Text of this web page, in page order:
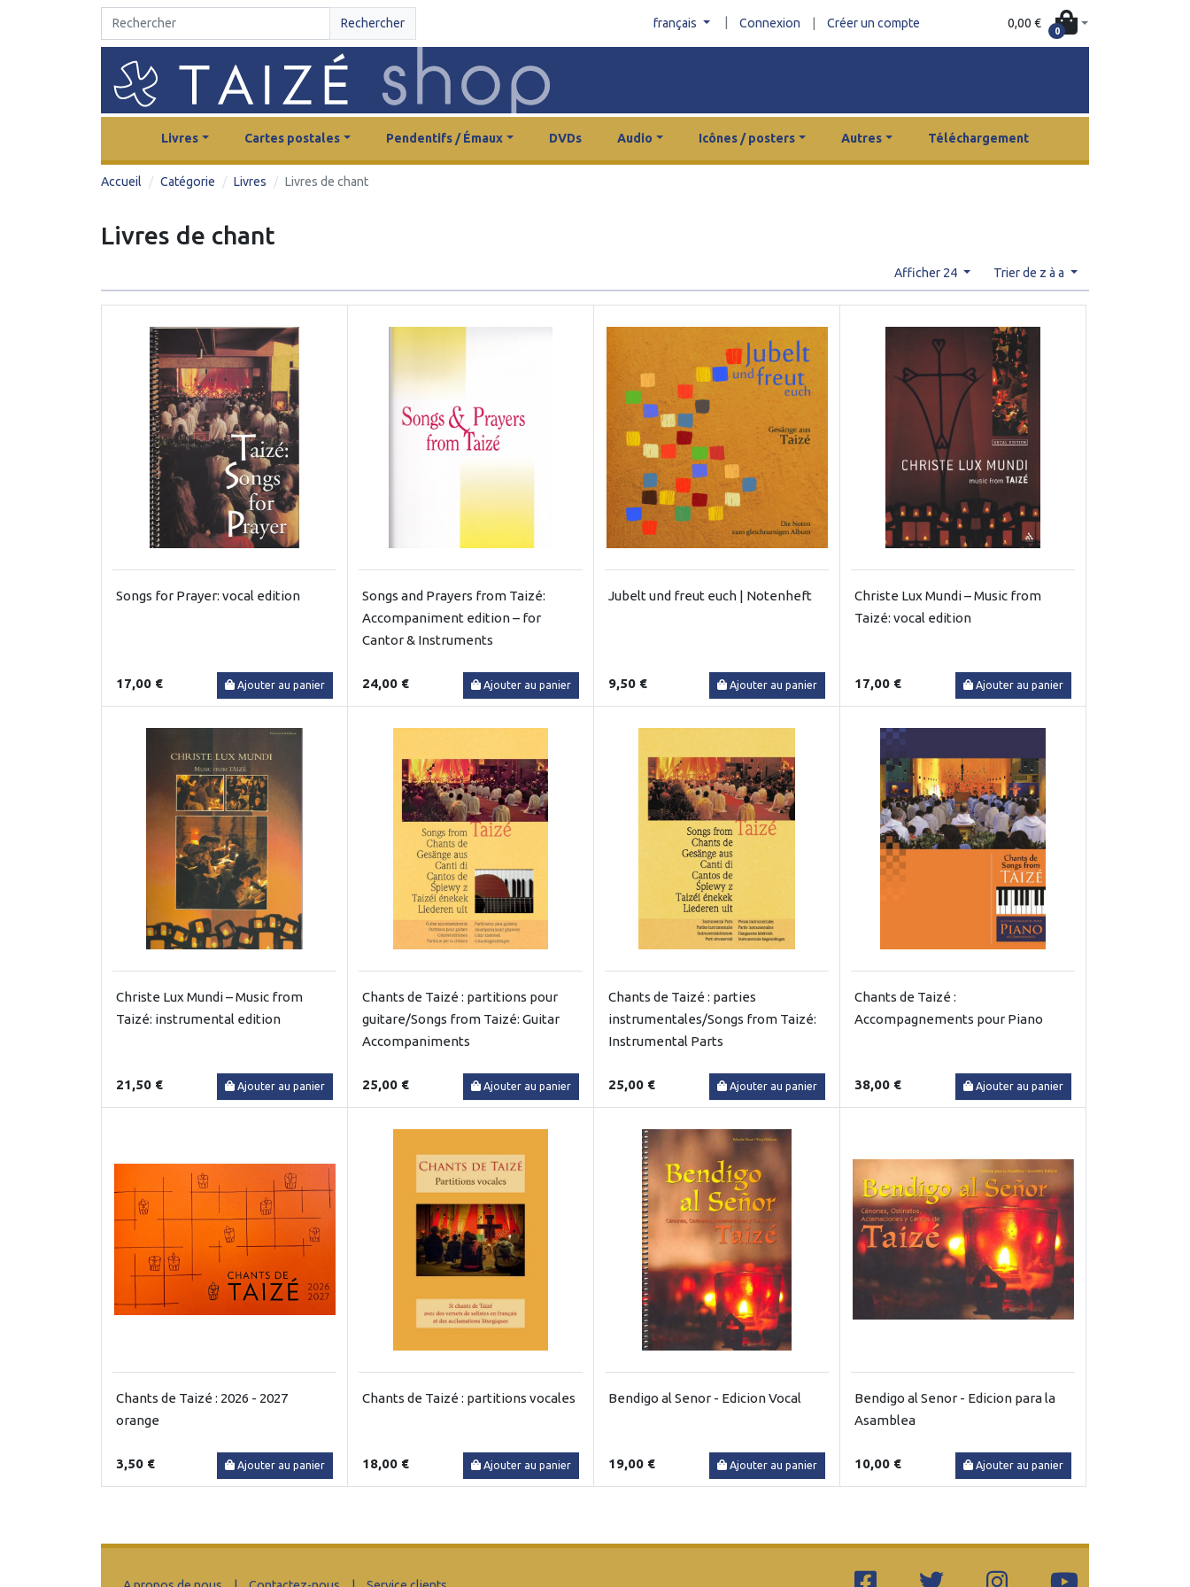
Rechercher français Connexion Créer un compte 0,00 €
0
Livres Cartes postales Pendentifs / Émaux DVDs Audio Icônes / posters Autres Téléchargement
Accueil Catégorie Livres Livres de chant
Livres de chant
Afficher 24 Trier de z à a
Songs for Prayer: vocal edition
17,00 € Ajouter au panier
Songs and Prayers from Taizé:
Accompaniment edition – for
Cantor & Instruments
24,00 € Ajouter au panier
Jubelt und freut euch | Notenheft
9,50 € Ajouter au panier
Christe Lux Mundi – Music from
Taizé: vocal edition
17,00 € Ajouter au panier
Christe Lux Mundi – Music from
Taizé: instrumental edition
21,50 € Ajouter au panier
Chants de Taizé : partitions pour
guitare/Songs from Taizé: Guitar
Accompaniments
25,00 € Ajouter au panier
Chants de Taizé : parties
instrumentales/Songs from Taizé:
Instrumental Parts
25,00 € Ajouter au panier
Chants de Taizé :
Accompagnements pour Piano
38,00 € Ajouter au panier
Chants de Taizé : 2026 - 2027
orange
3,50 € Ajouter au panier
Chants de Taizé : partitions vocales
18,00 € Ajouter au panier
Bendigo al Senor - Edicion Vocal
19,00 € Ajouter au panier
Bendigo al Senor - Edicion para la
Asamblea
10,00 € Ajouter au panier